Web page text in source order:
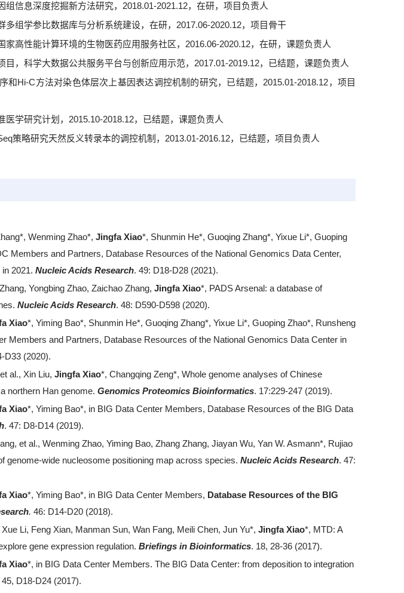
信息深度挖掘新方法研究，2018.01-2021.12，在研，项目负责人
组学参比数据库与分析系统建设，在研，2017.06-2020.12，项目骨干
高性能计算环境的生物医药应用服务社区，2016.06-2020.12，在研，课题负责人
，科学大数据公共服务平台与创新应用示范，2017.01-2019.12，已结题，课题负责人
和Hi-C方法对染色体层次上基因表达调控机制的研究，已结题，2015.01-2018.12，项目
学研究计划，2015.10-2018.12，已结题，课题负责人
策略研究天然反义转录本的调控机制，2013.01-2016.12，已结题，项目负责人
Wenming Zhao*, Jingfa Xiao*, Shunmin He*, Guoqing Zhang*, Yixue Li*, Guoping
Members and Partners, Database Resources of the National Genomics Data Center,
2021. Nucleic Acids Research. 49: D18-D28 (2021).
Yongbing Zhao, Zaichao Zhang, Jingfa Xiao*, PADS Arsenal: a database of
Nucleic Acids Research. 48: D590-D598 (2020).
Xiao*, Yiming Bao*, Shunmin He*, Guoqing Zhang*, Yixue Li*, Guoping Zhao*, Runsheng
Members and Partners, Database Resources of the National Genomics Data Center in
D33 (2020).
et al., Xin Liu, Jingfa Xiao*, Changqing Zeng*, Whole genome analyses of Chinese
northern Han genome. Genomics Proteomics Bioinformatics. 17:229-247 (2019).
Xiao*, Yiming Bao*, in BIG Data Center Members, Database Resources of the BIG Data
. 47: D8-D14 (2019).
et al., Wenming Zhao, Yiming Bao, Zhang Zhang, Jiayan Wu, Yan W. Asmann*, Rujiao
genome-wide nucleosome positioning map across species. Nucleic Acids Research. 47:
Xiao*, Yiming Bao*, in BIG Data Center Members, Database Resources of the BIG
. 46: D14-D20 (2018).
Li, Feng Xian, Manman Sun, Wan Fang, Meili Chen, Jun Yu*, Jingfa Xiao*, MTD: A
gene expression regulation. Briefings in Bioinformatics. 18, 28-36 (2017).
Xiao*, in BIG Data Center Members. The BIG Data Center: from deposition to integration
45, D18-D24 (2017).